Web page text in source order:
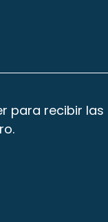
para recibir las